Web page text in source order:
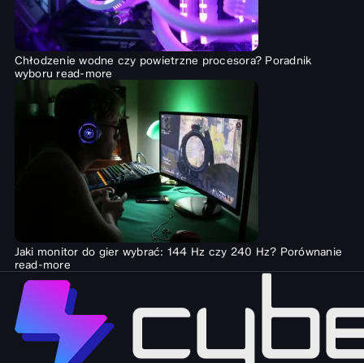
Chłodzenie wodne czy powietrzne procesora? Poradnik
wyboru read-more
Jaki monitor do gier wybrać: 144 Hz czy 240 Hz? Porównanie
read-more